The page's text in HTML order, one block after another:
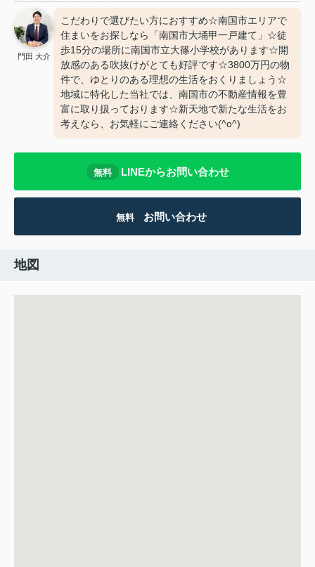
門田 大介
こだわりで選びたい方におすすめ☆南国市エリアで
住まいをお探しなら「南国市大埇甲一戸建て」☆徒
歩15分の場所に南国市立大篠小学校があります☆開
放感のある吹抜けがとても好評です☆3800万円の物
件で、ゆとりのある理想の生活をおくりましょう☆
地域に特化した当社では、南国市の不動産情報を豊
富に取り扱っております☆新天地で新たな生活をお
考えなら、お気軽にご連絡ください(^o^)
無料 LINEからお問い合わせ
無料 お問い合わせ
地図